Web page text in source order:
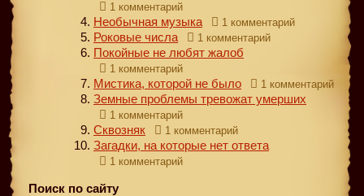
1 комментарий
Необычная музыка 1 комментарий
Роковые числа 1 комментарий
Покойные не любят жалоб
1 комментарий
Мистика, которой не было 1 комментарий
Земные проблемы тревожат умерших
1 комментарий
Сквозняк 1 комментарий
Загадки, на которые нет ответа
1 комментарий
Поиск по сайту